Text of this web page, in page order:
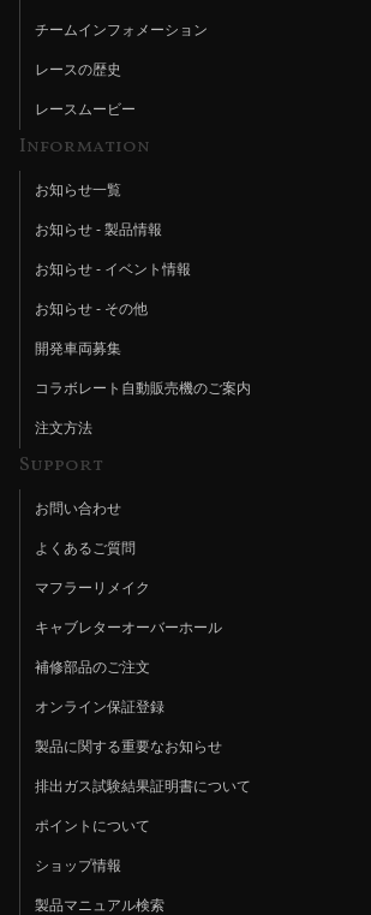
チームインフォメーション
レースの歴史
レースムービー
Information
お知らせ一覧
お知らせ - 製品情報
お知らせ - イベント情報
お知らせ - その他
開発車両募集
コラボレート自動販売機のご案内
注文方法
Support
お問い合わせ
よくあるご質問
マフラーリメイク
キャブレターオーバーホール
補修部品のご注文
オンライン保証登録
製品に関する重要なお知らせ
排出ガス試験結果証明書について
ポイントについて
ショップ情報
製品マニュアル検索